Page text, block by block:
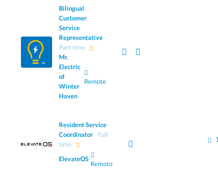
Bilingual
Customer
Service
Representative
Part time
Mr.
Electric
of
Winter
Haven
·
Remote
Resident Service
Coordinator
Full
time
ElevateOS·
Remoto